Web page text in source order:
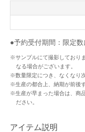
●予約受付期間：限定
※サンプルにて撮影しており
なる場合がございます。
※数量限定につき、なくなり
※生産の都合上、納期が前後
※生産が早まった場合は、商
ださい。
アイテム説明